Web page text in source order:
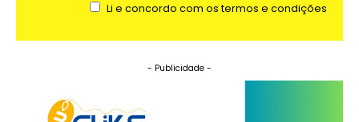
Li e concordo com os termos e condições
- Publicidade -